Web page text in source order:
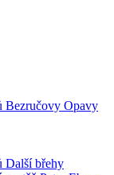
Bezručovy Opavy
Další břehy